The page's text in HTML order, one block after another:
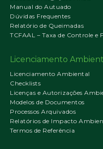
Manual do Autuado
Dúvidas Frequentes
Relatório de Queimadas
TCFAAL – Taxa de Controle
Licenciamento
Licenciamento Ambiental
Checklists
Licenças e Autorizações
Modelos de Documentos
Processos Arquivados
Relatórios de Impacto
Termos de Referência